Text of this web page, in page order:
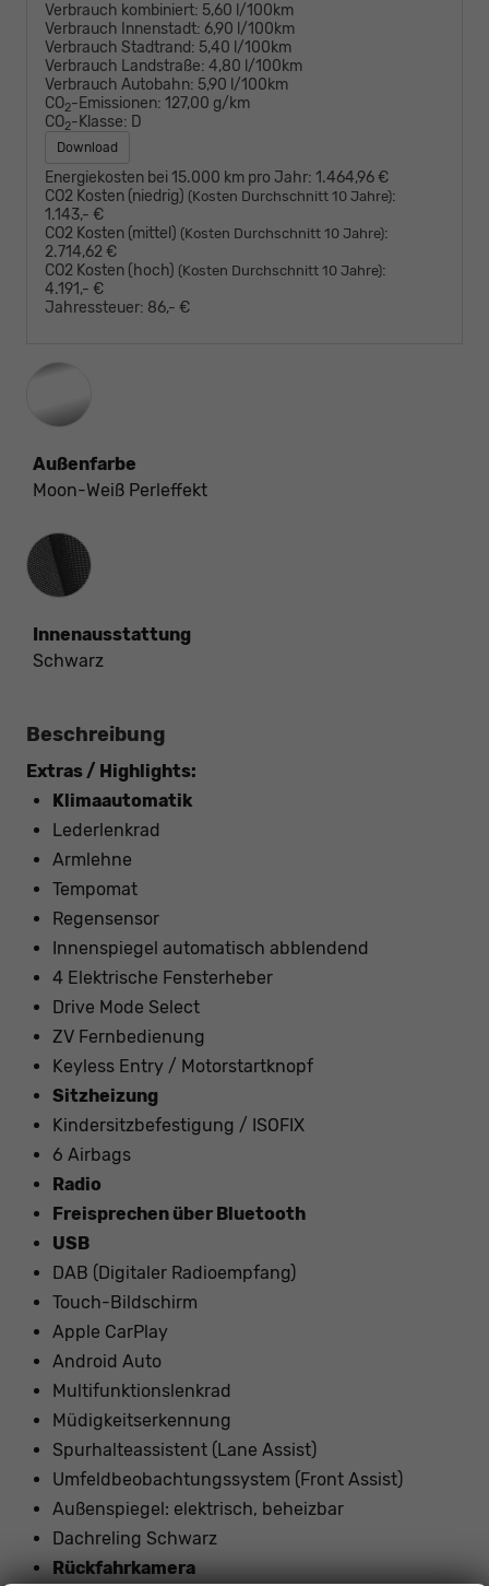
Verbrauch kombiniert: 5,60 l/100km
Verbrauch Innenstadt: 6,90 l/100km
Verbrauch Stadtrand: 5,40 l/100km
Verbrauch Landstraße: 4,80 l/100km
Verbrauch Autobahn: 5,90 l/100km
CO2-Emissionen: 127,00 g/km
CO2-Klasse: D
Download
Energiekosten bei 15.000 km pro Jahr: 1.464,96 €
CO2 Kosten (niedrig) (Kosten Durchschnitt 10 Jahre):
1.143,- €
CO2 Kosten (mittel) (Kosten Durchschnitt 10 Jahre):
2.714,62 €
CO2 Kosten (hoch) (Kosten Durchschnitt 10 Jahre):
4.191,- €
Jahressteuer: 86,- €
Außenfarbe
Moon-Weiß Perleffekt
Innenausstattung
Innenausstattung
Schwarz
Beschreibung
Extras / Highlights:
Klimaautomatik
Lederlenkrad
Armlehne
Tempomat
Regensensor
Innenspiegel automatisch abblendend
4 Elektrische Fensterheber
Drive Mode Select
ZV Fernbedienung
Keyless Entry / Motorstartknopf
Sitzheizung
Kindersitzbefestigung / ISOFIX
6 Airbags
Radio
Freisprechen über Bluetooth
USB
DAB (Digitaler Radioempfang)
Touch-Bildschirm
Apple CarPlay
Android Auto
Multifunktionslenkrad
Müdigkeitserkennung
Spurhalteassistent (Lane Assist)
Umfeldbeobachtungssystem (Front Assist)
Außenspiegel: elektrisch, beheizbar
Dachreling Schwarz
Rückfahrkamera